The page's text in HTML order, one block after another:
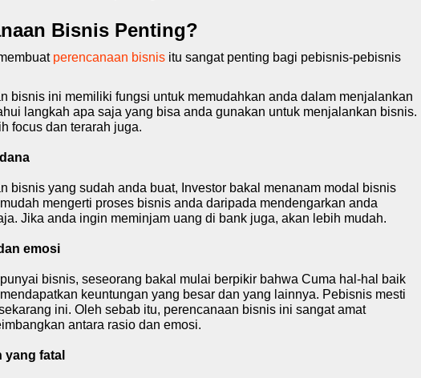
Bisnis Penting?
perencanaan bisnis itu sangat penting bagi pebisnis-pebisnis
bisnis ini memiliki fungsi untuk memudahkan anda dalam menjalankan
langkah apa saja yang bisa anda gunakan untuk menjalankan bisnis.
focus dan terarah juga.
bisnis yang sudah anda buat, Investor bakal menanam modal bisnis
mengerti proses bisnis anda daripada mendengarkan anda
Jika anda ingin meminjam uang di bank juga, akan lebih mudah.
emosi
bisnis, seseorang bakal mulai berpikir bahwa Cuma hal-hal baik
keuntungan yang besar dan yang lainnya. Pebisnis mesti
ini. Oleh sebab itu, perencanaan bisnis ini sangat amat
antara rasio dan emosi.
yang fatal